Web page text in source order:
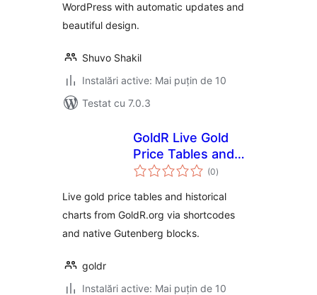
WordPress with automatic updates and
beautiful design.
Shuvo Shakil
Instalări active: Mai puțin de 10
Testat cu 7.0.3
GoldR Live Gold
Price Tables and
History Charts
(0total
aprecieri
)
Live gold price tables and historical
charts from GoldR.org via shortcodes
and native Gutenberg blocks.
goldr
Instalări active: Mai puțin de 10